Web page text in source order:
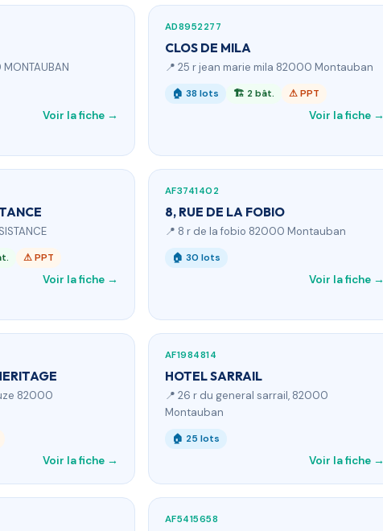
Voir la fiche →
AD8952277
CLOS DE MILA
📍 25 r jean marie mila 82000 Montauban
🏠 38 lots 🏗 2 bât. ⚠ PPT
Voir la fiche →
⚠ PPT
Voir la fiche →
AF3741402
8, RUE DE LA FOBIO
📍 8 r de la fobio 82000 Montauban
🏠 30 lots
Voir la fiche →
82000
Voir la fiche →
AF1984814
HOTEL SARRAIL
📍 26 r du general sarrail, 82000
Montauban
🏠 25 lots
Voir la fiche →
AF5415658